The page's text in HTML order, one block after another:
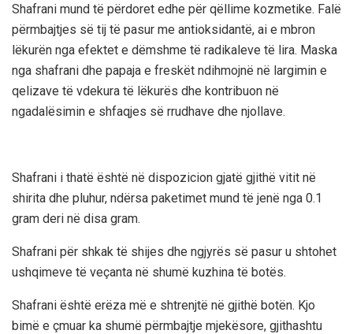
Shafrani mund të përdoret edhe për qëllime kozmetike. Falë
përmbajtjes së tij të pasur me antioksidantë, ai e mbron
lëkurën nga efektet e dëmshme të radikaleve të lira. Maska
nga shafrani dhe papaja e freskët ndihmojnë në largimin e
qelizave të vdekura të lëkurës dhe kontribuon në
ngadalësimin e shfaqjes së rrudhave dhe njollave.
Shafrani i thatë është në dispozicion gjatë gjithë vitit në
shirita dhe pluhur, ndërsa paketimet mund të jenë nga 0.1
gram deri në disa gram.
Shafrani për shkak të shijes dhe ngjyrës së pasur u shtohet
ushqimeve të veçanta në shumë kuzhina të botës.
Shafrani është erëza më e shtrenjtë në gjithë botën. Kjo
bimë e çmuar ka shumë përmbajtje mjekësore, gjithashtu